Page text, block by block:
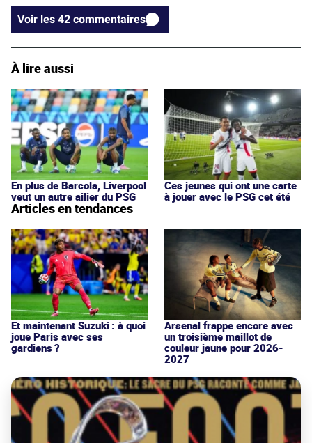
Voir les 42 commentaires
À lire aussi
En plus de Barcola, Liverpool
veut un autre ailier du PSG
Ces jeunes qui ont une carte
à jouer avec le PSG cet été
Articles en tendances
Et maintenant Suzuki : à quoi
joue Paris avec ses
gardiens ?
Arsenal frappe encore avec
un troisième maillot de
couleur jaune pour 2026-
2027